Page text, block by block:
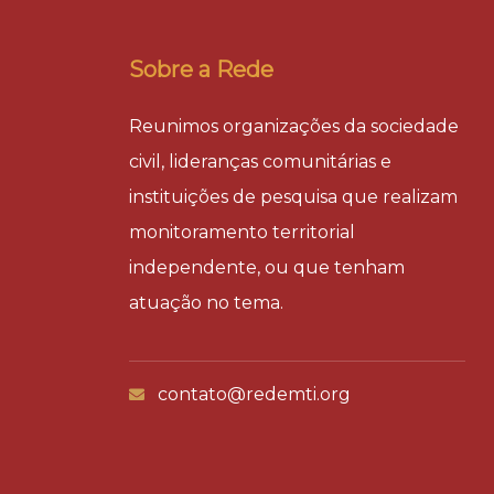
Sobre a Rede
Reunimos organizações da sociedade
civil, lideranças comunitárias e
instituições de pesquisa que realizam
monitoramento territorial
independente, ou que tenham
atuação no tema.
contato@redemti.org